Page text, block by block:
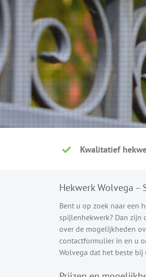
Kwalitatief
Hekwerk Wolvega –
Bent u op zoek naar een
spijlenhekwerk? Dan zijn
over de mogelijkheden
contactformulier in en u
Wolvega dat het beste